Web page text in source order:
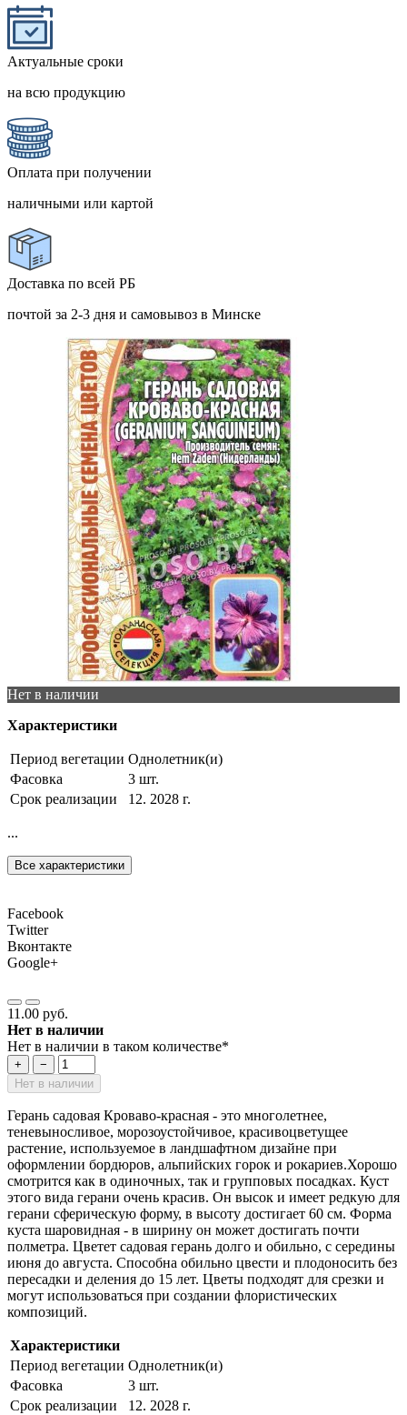
Актуальные сроки
на всю продукцию
Оплата при получении
наличными или картой
Доставка по всей РБ
почтой за 2-3 дня и самовывоз в Минске
Нет в наличии
Характеристики
Период вегетации Однолетник(и)
Фасовка
3 шт.
Срок реализации
12. 2028 г.
...
Все характеристики
Facebook
Twitter
Вконтакте
Google+
11.00 руб.
Нет в наличии
Нет в наличии в таком количестве*
+
−
Нет в наличии
Герань садовая Кроваво-красная - это многолетнее,
теневыносливое, морозоустойчивое, красивоцветущее
растение, используемое в ландшафтном дизайне при
оформлении бордюров, альпийских горок и рокариев.Хорошо
смотрится как в одиночных, так и групповых посадках. Куст
этого вида герани очень красив. Он высок и имеет редкую для
герани сферическую форму, в высоту достигает 60 см. Форма
куста шаровидная - в ширину он может достигать почти
полметра. Цветет садовая герань долго и обильно, с середины
июня до августа. Способна обильно цвести и плодоносить без
пересадки и деления до 15 лет. Цветы подходят для срезки и
могут использоваться при создании флористических
композиций.
Характеристики
Период вегетации Однолетник(и)
Фасовка
3 шт.
Срок реализации
12. 2028 г.